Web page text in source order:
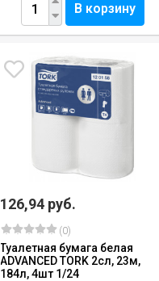
В корзину
126,94 руб.
(0)
Туалетная бумага белая
ADVANCED TORK 2сл, 23м,
184л, 4шт 1/24